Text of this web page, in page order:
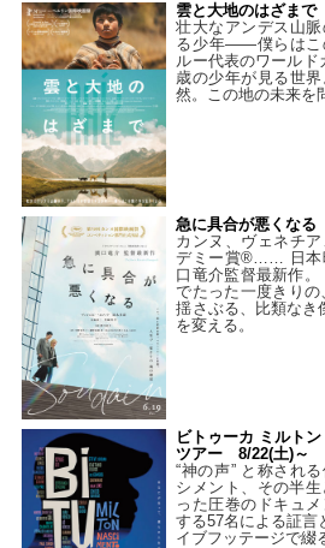
雲と大地のはざま
壮大なアンデス山
る少年――僕らはこ
ルー代表のワールド
歳の少年が見る世
然。この地の未来を
急に具合が悪くな
カンヌ、ヴェネチ
デミー賞®…… 日本
口竜介監督最新作
でたった一度きり
揺さぶる、比類なき
を変える。
ビトゥーカ ミルト
ツアー 8/22(土)～
“神の声” と称され
シメント、その半
った圧巻のドキュ
する57名による証言
イブフッテージで綴